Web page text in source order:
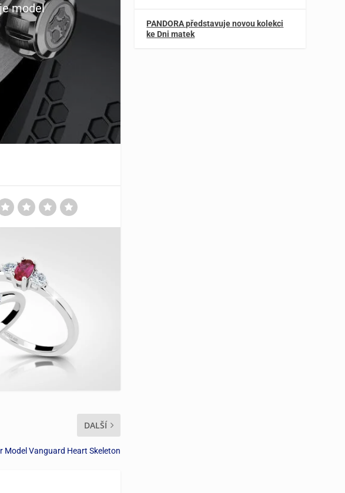
model
DALŠÍ
Model Vanguard Heart Skeleton
PANDORA představuje novou kolekci
ke Dni matek